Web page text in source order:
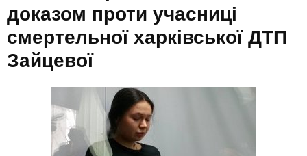
доказом проти учасниці
смертельної харківської ДТП
Зайцевої